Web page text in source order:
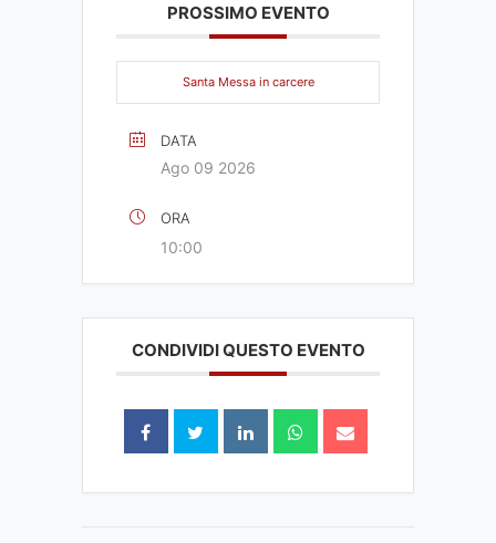
PROSSIMO EVENTO
Santa Messa in carcere
DATA
Ago 09 2026
ORA
10:00
CONDIVIDI QUESTO EVENTO